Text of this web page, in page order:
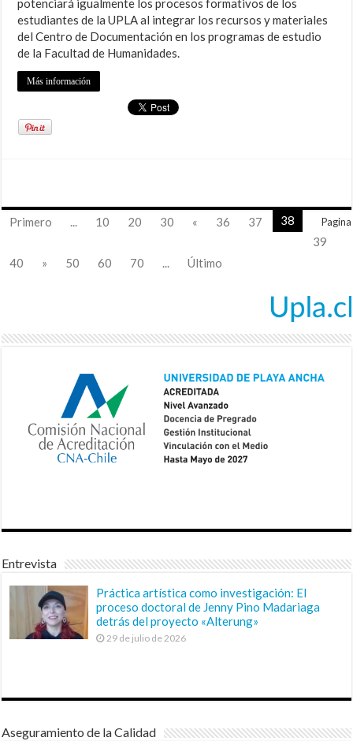
potenciará igualmente los procesos formativos de los
estudiantes de la UPLA al integrar los recursos y materiales
del Centro de Documentación en los programas de estudio
de la Facultad de Humanidades.
Más información
Pagina
Primero ... 10 20 30 « 36 37
38
39
40
» 50 60 70 ... Último
Entrevista
Práctica artística como investigación: El
proceso doctoral de Jenny Pino Madariaga
detrás del proyecto «Alterung»
29 de julio de 2026
Aseguramiento de la Calidad